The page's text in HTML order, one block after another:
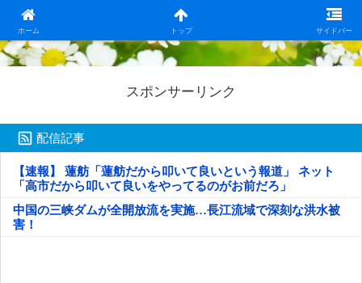
ホーム トップ サイドバー
日本第一！ニュース録
スポンサーリンク
配信記事
【速報】 蓮舫「蓮舫だから叩いて良いという報道」 ネット
「高市だから叩いて良いをやってるのがお前だろ」
中国の三峡ダムが全開放流を実施…長江流域で深刻な洪水被
害！